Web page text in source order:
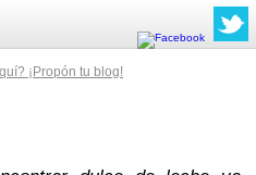
¡Propón tu blog!